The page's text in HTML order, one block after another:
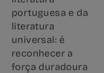
portuguesa e da
literatura
universal: é
reconhecer a
força duradoura